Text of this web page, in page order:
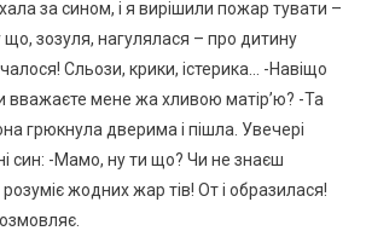
за сином, і я вирішили пожар тувати –
зозуля, нагулялася – про дитину
Сльози, крики, істерика… -Навіщо
вважаєте мене жа хливою матір’ю? -Та
грюкнула дверима і пішла. Увечері
син: -Мамо, ну ти що? Чи не знаєш
жодних жар тів! От і образилася!